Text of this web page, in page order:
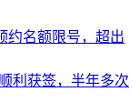
约名额限号，超出
利获签，半年多次